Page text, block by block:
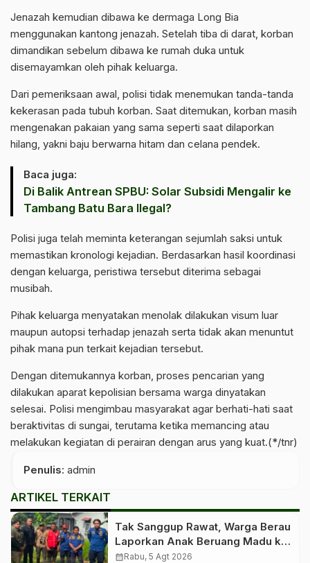
Jenazah kemudian dibawa ke dermaga Long Bia
menggunakan kantong jenazah. Setelah tiba di darat, korban
dimandikan sebelum dibawa ke rumah duka untuk
disemayamkan oleh pihak keluarga.
Dari pemeriksaan awal, polisi tidak menemukan tanda-tanda
kekerasan pada tubuh korban. Saat ditemukan, korban masih
mengenakan pakaian yang sama seperti saat dilaporkan
hilang, yakni baju berwarna hitam dan celana pendek.
Baca juga:
Di Balik Antrean SPBU: Solar Subsidi Mengalir ke
Tambang Batu Bara Ilegal?
Polisi juga telah meminta keterangan sejumlah saksi untuk
memastikan kronologi kejadian. Berdasarkan hasil koordinasi
dengan keluarga, peristiwa tersebut diterima sebagai
musibah.
Pihak keluarga menyatakan menolak dilakukan visum luar
maupun autopsi terhadap jenazah serta tidak akan menuntut
pihak mana pun terkait kejadian tersebut.
Dengan ditemukannya korban, proses pencarian yang
dilakukan aparat kepolisian bersama warga dinyatakan
selesai. Polisi mengimbau masyarakat agar berhati-hati saat
beraktivitas di sungai, terutama ketika memancing atau
melakukan kegiatan di perairan dengan arus yang kuat.(*/tnr)
Penulis: admin
ARTIKEL TERKAIT
Tak Sanggup Rawat, Warga Berau
Laporkan Anak Beruang Madu ke
Petugas
calendar_monthRabu, 5 Agt 2026